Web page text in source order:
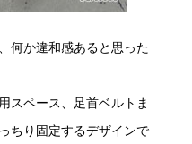
何か違和感あると思った
スペース、足首ベルトま
ちり固定するデザインで